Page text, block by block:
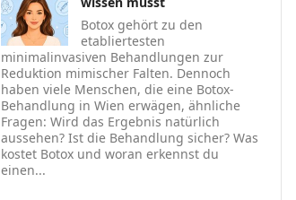
Botox gehört zu den
etabliertesten
minimalinvasiven Behandlungen zur
Reduktion mimischer Falten. Dennoch
haben viele Menschen, die eine Botox-
Behandlung in Wien erwägen, ähnliche
Fragen: Wird das Ergebnis natürlich
aussehen? Ist die Behandlung sicher? Was
kostet Botox und woran erkennst du
einen...